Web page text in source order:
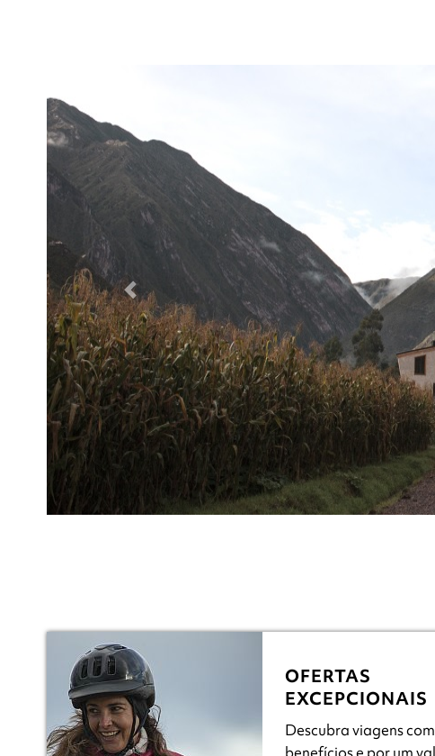
Previous
OFERTAS
EXCEPCIONAIS
Descubra viagens com